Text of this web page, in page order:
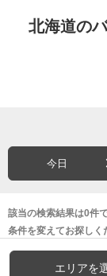
北海道の
今日
該当の検索結果は0件で
条件を変えてお探しく
エリアを